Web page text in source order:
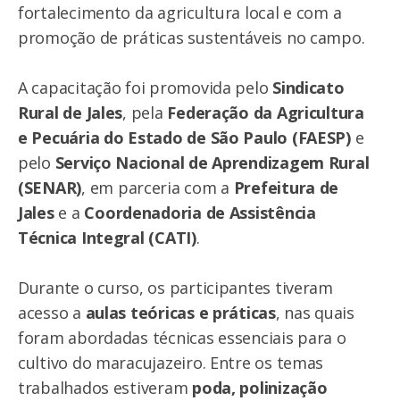
fortalecimento da agricultura local e com a
promoção de práticas sustentáveis no campo.
A capacitação foi promovida pelo Sindicato
Rural de Jales, pela Federação da Agricultura
e Pecuária do Estado de São Paulo (FAESP)e
pelo Serviço Nacional de Aprendizagem Rural
(SENAR), em parceria com a Prefeitura de
Jalese a Coordenadoria de Assistência
Técnica Integral (CATI).
Durante o curso, os participantes tiveram
acesso a aulas teóricas e práticas, nas quais
foram abordadas técnicas essenciais para o
cultivo do maracujazeiro. Entre os temas
trabalhados estiveram poda, polinização